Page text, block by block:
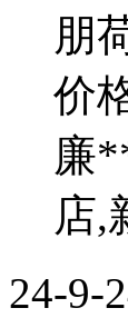
朋
价
廉
店,
24-9-